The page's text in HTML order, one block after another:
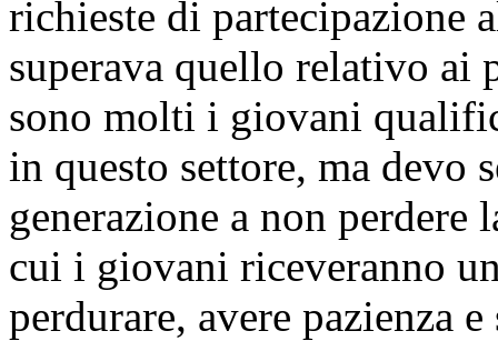
richieste di partecipazione
superava quello relativo
sono molti i giovani
in questo settore, ma devo
generazione a non
cui i giovani riceveranno
perdurare, avere pazienza